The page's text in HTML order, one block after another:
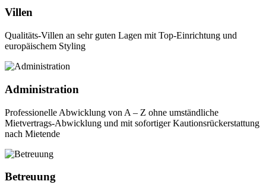
Villen
Qualitäts-Villen an sehr guten Lagen mit Top-Einrichtung und
europäischem Styling
Administration
Professionelle Abwicklung von A – Z ohne umständliche
Mietvertrags-Abwicklung und mit sofortiger Kautionsrückerstattung
nach Mietende
Betreuung